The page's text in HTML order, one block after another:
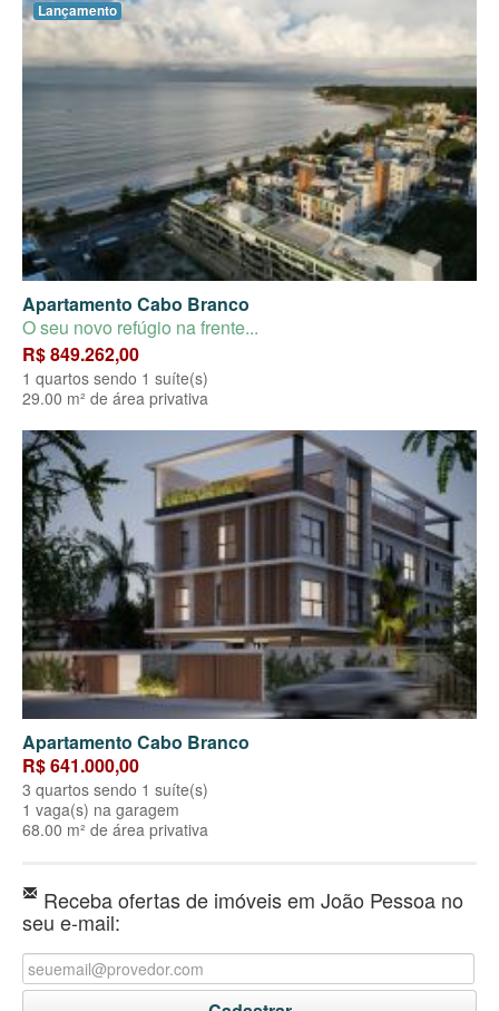
Lançamento
Apartamento Cabo Branco
O seu novo refúgio na frente...
R$ 849.262,00
1 quartos sendo 1 suíte(s)
29.00 m² de área privativa
Apartamento Cabo Branco
R$ 641.000,00
3 quartos sendo 1 suíte(s)
1 vaga(s) na garagem
68.00 m² de área privativa
Receba ofertas de imóveis em João Pessoa no
seu e-mail: